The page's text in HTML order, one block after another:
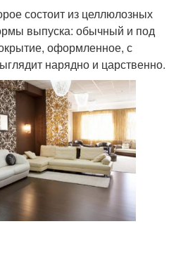
состоит из целлюлозных
выпуска: обычный и под
оформленное, с
нарядно и царственно.